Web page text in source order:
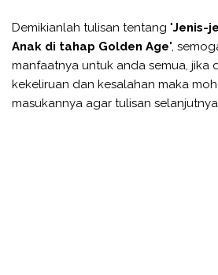
Demikianlah tulisan tentang "Jenis-
Anak di tahap Golden Age",
manfaatnya untuk anda semua, jika
kekeliruan dan kesalahan maka
masukannya agar tulisan